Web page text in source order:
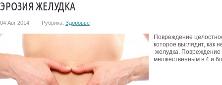
ЭРОЗИЯ ЖЕЛУДКА
04 Авг 2014 Рубрика: Здоровье
Повреждение
которое выглядит, как
желудка.
множественным в 4 и